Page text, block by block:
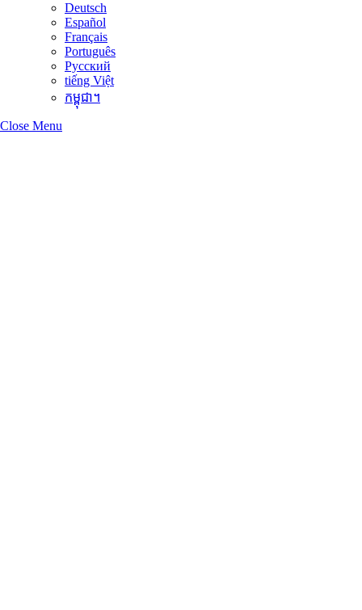
Deutsch
Español
Français
Português
Русский
tiếng Việt
កម្ពុជា។
Close Menu